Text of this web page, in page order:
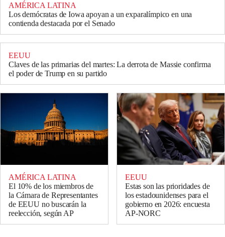
AMÉRICA LATINA
Los demócratas de Iowa apoyan a un exparalímpico en una
contienda destacada por el Senado
EEUU
Claves de las primarias del martes: La derrota de Massie confirma
el poder de Trump en su partido
AMÉRICA LATINA
El 10% de los miembros de
la Cámara de Representantes
de EEUU no buscarán la
reelección, según AP
EEUU
Estas son las prioridades de
los estadounidenses para el
gobierno en 2026: encuesta
AP-NORC